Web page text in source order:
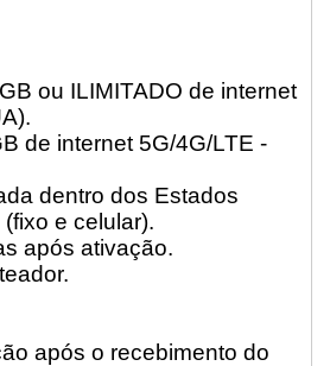
ou ILIMITADO de internet
de internet 5G/4G/LTE -
dentro dos Estados
e celular).
após ativação.
após o recebimento do